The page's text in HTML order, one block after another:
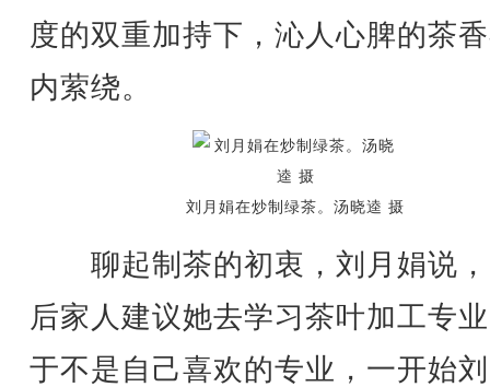
度的双重加持下，沁人心脾的茶
内萦绕。
刘月娟在炒制绿茶。汤晓逵 摄
聊起制茶的初衷，刘月娟说
后家人建议她去学习茶叶加工专
于不是自己喜欢的专业，一开始